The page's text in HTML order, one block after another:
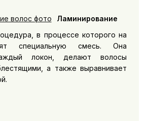
Ламинирование
в процессе которого на
специальную смесь. Она
локон, делают волосы
а также выравнивает